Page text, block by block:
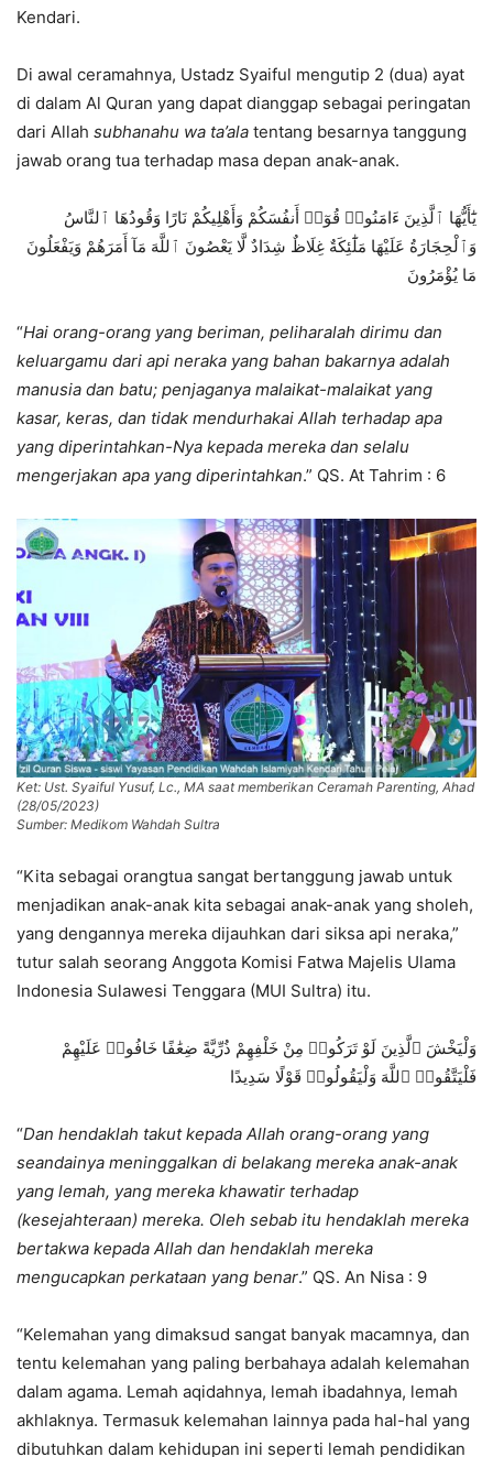
Kendari.
Di awal ceramahnya, Ustadz Syaiful mengutip 2 (dua) ayat
di dalam Al Quran yang dapat dianggap sebagai peringatan
dari Allah subhanahu wa ta’ala tentang besarnya tanggung
jawab orang tua terhadap masa depan anak-anak.
يَٰٓأَيُّهَا ٱلَّذِينَ ءَامَنُوا۟ قُوٓا۟ أَنفُسَكُمْ وَأَهْلِيكُمْ نَارًا وَقُودُهَا ٱلنَّاسُ
وَٱلْحِجَارَةُ عَلَيْهَا مَلَٰٓئِكَةٌ غِلَاظٌ شِدَادٌ لَّا يَعْصُونَ ٱللَّهَ مَآ أَمَرَهُمْ وَيَفْعَلُونَ
مَا يُؤْمَرُونَ
“Hai orang-orang yang beriman, peliharalah dirimu dan
keluargamu dari api neraka yang bahan bakarnya adalah
manusia dan batu; penjaganya malaikat-malaikat yang
kasar, keras, dan tidak mendurhakai Allah terhadap apa
yang diperintahkan-Nya kepada mereka dan selalu
mengerjakan apa yang diperintahkan.” QS. At Tahrim : 6
Ket: Ust. Syaiful Yusuf, Lc., MA saat memberikan Ceramah Parenting, Ahad
(28/05/2023)
Sumber: Medikom Wahdah Sultra
“Kita sebagai orangtua sangat bertanggung jawab untuk
menjadikan anak-anak kita sebagai anak-anak yang sholeh,
yang dengannya mereka dijauhkan dari siksa api neraka,”
tutur salah seorang Anggota Komisi Fatwa Majelis Ulama
Indonesia Sulawesi Tenggara (MUI Sultra) itu.
وَلْيَخْشَ ٱلَّذِينَ لَوْ تَرَكُوا۟ مِنْ خَلْفِهِمْ ذُرِّيَّةً ضِعَٰفًا خَافُوا۟ عَلَيْهِمْ
فَلْيَتَّقُوا۟ ٱللَّهَ وَلْيَقُولُوا۟ قَوْلًا سَدِيدًا
“Dan hendaklah takut kepada Allah orang-orang yang
seandainya meninggalkan di belakang mereka anak-anak
yang lemah, yang mereka khawatir terhadap
(kesejahteraan) mereka. Oleh sebab itu hendaklah mereka
bertakwa kepada Allah dan hendaklah mereka
mengucapkan perkataan yang benar.” QS. An Nisa : 9
“Kelemahan yang dimaksud sangat banyak macamnya, dan
tentu kelemahan yang paling berbahaya adalah kelemahan
dalam agama. Lemah aqidahnya, lemah ibadahnya, lemah
akhlaknya. Termasuk kelemahan lainnya pada hal-hal yang
dibutuhkan dalam kehidupan ini seperti lemah pendidikan